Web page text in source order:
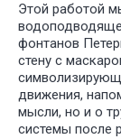
Этой работой
фонтанов
стену с
движения,
мысли, но и о
системы после